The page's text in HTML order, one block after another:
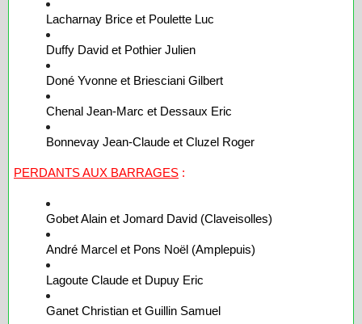
Lacharnay Brice et Poulette Luc
Duffy David et Pothier Julien
Doné Yvonne et Briesciani Gilbert
Chenal Jean-Marc et Dessaux Eric
Bonnevay Jean-Claude et Cluzel Roger
PERDANTS AUX BARRAGES :
Gobet Alain et Jomard David (Claveisolles)
André Marcel et Pons Noël (Amplepuis)
Lagoute Claude et Dupuy Eric
Ganet Christian et Guillin Samuel